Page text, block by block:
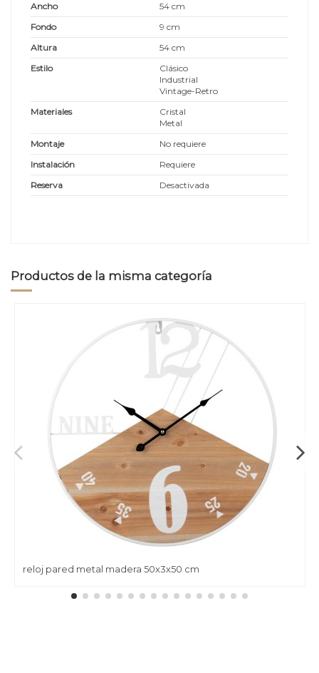
Ancho
54 cm
Fondo
9 cm
Altura
54 cm
Estilo
Clásico
Industrial
Vintage-Retro
Materiales
Cristal
Metal
Montaje
No requiere
Instalación
Requiere
Reserva
Desactivada
Productos de la misma categoría
reloj pared metal madera 50x3x50 cm